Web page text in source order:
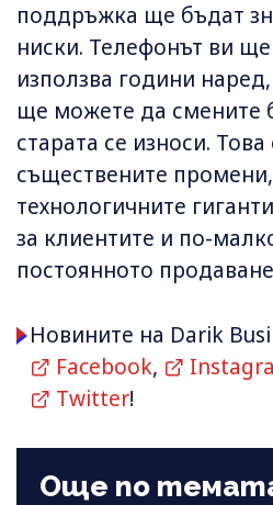
поддръжка ще бъдат
ниски. Телефонът ви
използва години
ще можете да смените
старата се износи.
съществените
технологичните
за клиентите и по-
постоянното
Новините на Darik
Facebook,
Twitter!
Още по